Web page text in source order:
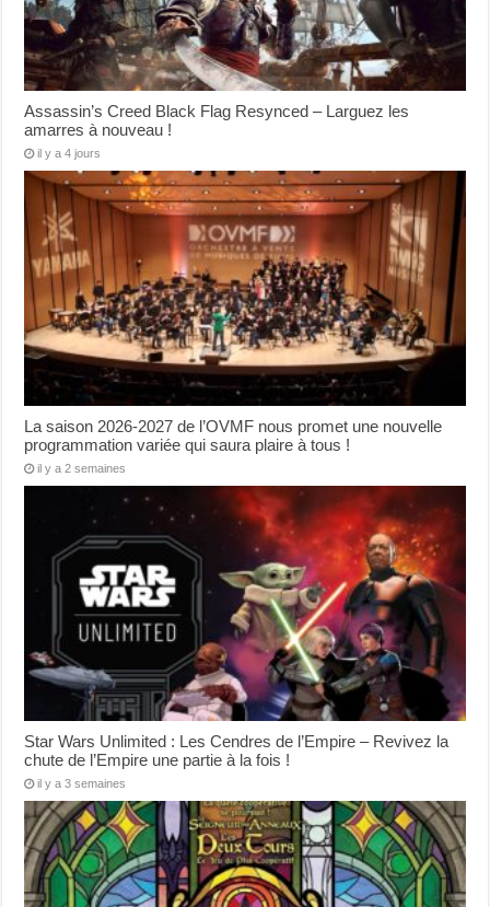
Assassin’s Creed Black Flag Resynced – Larguez les
amarres à nouveau !
il y a 4 jours
La saison 2026-2027 de l’OVMF nous promet une nouvelle
programmation variée qui saura plaire à tous !
il y a 2 semaines
Star Wars Unlimited : Les Cendres de l’Empire – Revivez la
chute de l’Empire une partie à la fois !
il y a 3 semaines